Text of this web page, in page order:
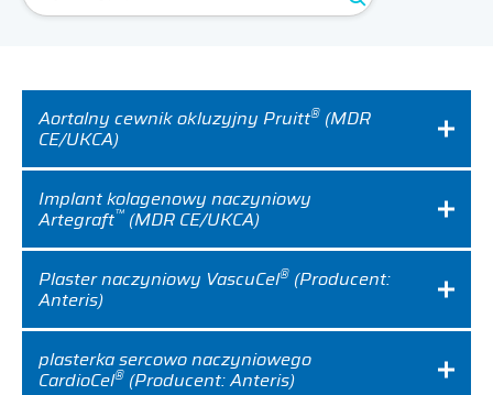
Expand
Terms of Use
Terms & Conditions
FOLLOW US
Aortalny cewnik okluzyjny Pruitt® (MDR
CE/UKCA)
Implant kolagenowy naczyniowy
Artegraft™ (MDR CE/UKCA)
Plaster naczyniowy VascuCel® (Producent:
Anteris)
plasterka sercowo naczyniowego
CardioCel® (Producent: Anteris)